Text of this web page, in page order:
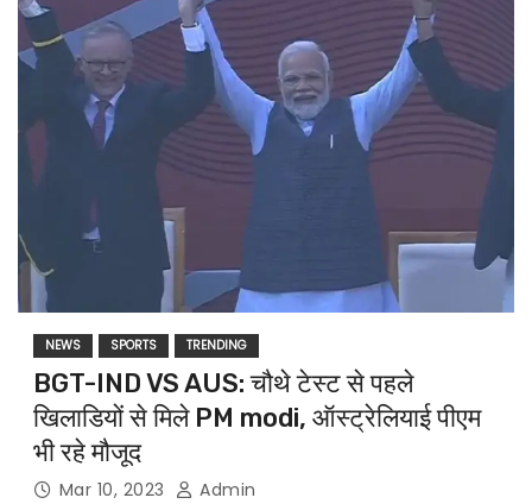
NEWS SPORTS TRENDING
BGT-IND VS AUS: चौथे टेस्ट से पहले
खिलाडियों से मिले PM modi, ऑस्ट्रेलियाई पीएम
भी रहे मौजूद
Mar 10, 2023 Admin